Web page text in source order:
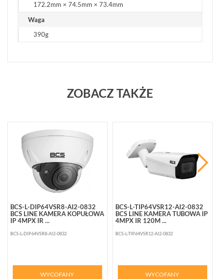
172.2mm × 74.5mm × 73.4mm
Waga
390g
ZOBACZ TAKŻE
BCS-L-DIP64VSR8-AI2-0832
BCS LINE KAMERA KOPUŁOWA
IP 4MPX IR ...
BCS-L-DIP64VSR8-AI2-0832
WYCOFANY
BCS-L-TIP64VSR12-AI2-0832
BCS LINE KAMERA TUBOWA IP
4MPX IR 120M ...
BCS-L-TIP64VSR12-AI2-0832
WYCOFANY